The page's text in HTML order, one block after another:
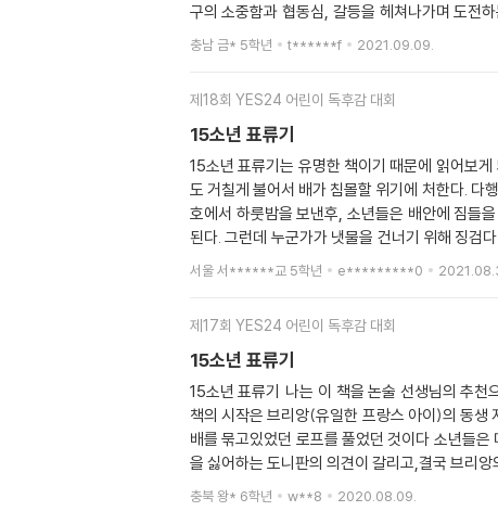
구의 소중함과 협동심, 갈등을 헤쳐나가며 도전
였을까? 라고. 처음으로 생각해 본 순간이었다.
같다. 평소에 글쓰는 것을 귀찮아 했는데 지금 이
이기 때문에 브리안을 존경하게 되었다. <15소
일 실사판이었다면 더 스릴 넘치고 설렘이 가득
15소년 표류기>는 내 인생 최고의 소설책이다.
충남 금* 5학년 t******f 2021.09.09.
제18회 YES24 어린이 독후감 대회
15소년 표류기
15소년 표류기는 유명한 책이기 때문에 읽어보
도 거칠게 불어서 배가 침몰할 위기에 처한다. 다
호에서 하룻밤을 보낸후, 소년들은 배안에 짐들
된다. 그런데 누군가가 냇물을 건너기 위해 징검
것 같다. 곧 캄캄한 저녁이 되고, 소년들은 어떤
작되고, 소년들은 즐겁게 눈싸움을 하였다. 이때
갈 수 없었다. 소년들이 정말 지루했을 것 같다.
듣게 된다. 내가 자크라면 브리앙이 어떤 반응을
이 될 것이라고 예상했지만 브리앙이 대통령으
러 떠나버렸고, 저녁이 되어 돌아오게 된다. 드니
개 팬을 따라가서 쓰러진 여자를 발견한다. 그리
악당들을 보았다고 했다. 브리앙은 드니팬 일행
가 날 정도에 상처에도 불구하고 드니팬을 구한
서울 서******교 5학년 e*********0
제17회 YES24 어린이 독후감 대회
15소년 표류기
15소년 표류기 나는 이 책을 논술 선생님의 추천
책의 시작은 브리앙(유일한 프랑스 아이)의 동생
배를 묶고있었던 로프를 풀었던 것이다 소년들
을 싫어하는 도니판의 의견이 갈리고,결국 브리
이었다. 물론나는 브리앙의 편이었을 것이다소
충북 왕* 6학년 w**8 2020.08.09.